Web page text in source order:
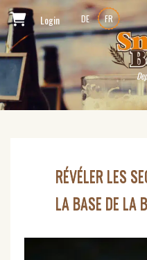
Login DE FR
RÉVÉLER LES
LA BASE DE LA